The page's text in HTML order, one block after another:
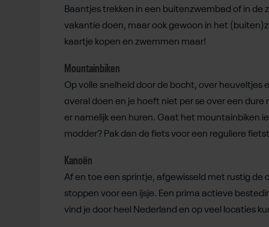
Baantjes trekken in een buitenzwembad of in de
vakantie doen, maar ook gewoon in het
kaartje kopen en zwemmen maar!
Mountainbiken
Op volle snelheid door de bocht, over heuveltjes
overal doen en je hoeft niet per se over een
er namelijk een huren. Gaat het mountainbiken
modder? Pak dan de fiets voor een reguliere
Kanoën
Af en toe een sprintje, afgewisseld met rustig
stoppen voor een ijsje. Een prima actieve
vind je door heel Nederland en op veel locaties